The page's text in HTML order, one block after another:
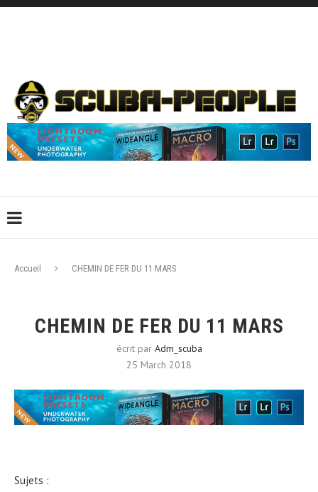
Accueil CHEMIN DE FER DU 11 MARS
CHEMIN DE FER DU 11 MARS
écrit par Adm_scuba
25 March 2018
Sujets :